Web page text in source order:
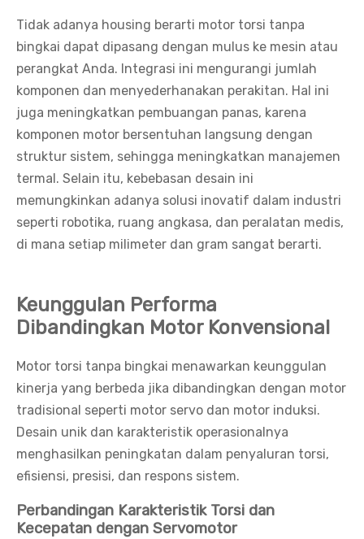
Tidak adanya housing berarti motor torsi tanpa
bingkai dapat dipasang dengan mulus ke mesin atau
perangkat Anda. Integrasi ini mengurangi jumlah
komponen dan menyederhanakan perakitan. Hal ini
juga meningkatkan pembuangan panas, karena
komponen motor bersentuhan langsung dengan
struktur sistem, sehingga meningkatkan manajemen
termal. Selain itu, kebebasan desain ini
memungkinkan adanya solusi inovatif dalam industri
seperti robotika, ruang angkasa, dan peralatan medis,
di mana setiap milimeter dan gram sangat berarti.
Keunggulan Performa
Dibandingkan Motor Konvensional
Motor torsi tanpa bingkai menawarkan keunggulan
kinerja yang berbeda jika dibandingkan dengan motor
tradisional seperti motor servo dan motor induksi.
Desain unik dan karakteristik operasionalnya
menghasilkan peningkatan dalam penyaluran torsi,
efisiensi, presisi, dan respons sistem.
Perbandingan Karakteristik Torsi dan
Kecepatan dengan Servomotor